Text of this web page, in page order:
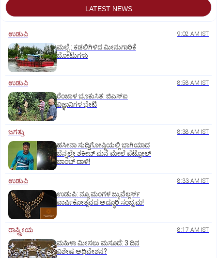
LATEST NEWS
ಉಡುಪಿ 9:02 AM IST
ಮಲ್ಪೆ : ಕಡಲಿಗಿಳಿದ ಮೀನುಗಾರಿಕೆ
ಬೋಟುಗಳು
ಉಡುಪಿ 8:58 AM IST
ರೆಂಜಾಳ ಭೂಕುಸಿತ: ಜಿಎಸ್‌ಐ
ವಿಜ್ಞಾನಿಗಳ ಭೇಟಿ
ಜಗತ್ತು 8:38 AM IST
ಹಸೀನಾ ಸುದ್ದಿಗೋಷ್ಠಿಯಲ್ಲಿ ಭಾಗಿಯಾದ
ಬೆನ್ನಲ್ಲೇ ಶಕೀಬ್ ಮನೆ ಮೇಲೆ ಪೆಟ್ರೋಲ್
ಬಾಂಬ್ ದಾಳಿ!
ಉಡುಪಿ 8:33 AM IST
ಉಡುಪಿ: ನ್ಯೂ ಮಂಗಳ ಜ್ಯುವೆಲ್ಲರ್ಸ್
ವಾರ್ಷಿಕೋತ್ಸವದ ಅದ್ಧೂರಿ ಸಂಭ್ರಮ!
ರಾಷ್ಟ್ರೀಯ 8:17 AM IST
ಮಹಿಳಾ ಮೀಸಲು ಮಸೂದೆ: 3 ದಿನ
ವಿಶೇಷ ಅಧಿವೇಶನ?